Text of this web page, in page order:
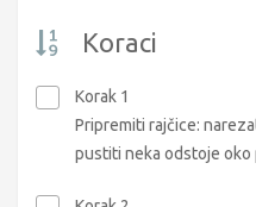
Koraci
Korak 1
Pripremiti rajčice:
pustiti neka odstoje oko